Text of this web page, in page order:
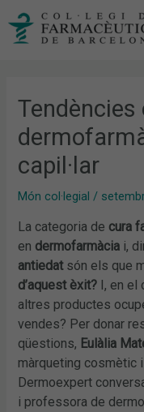
Tendències
capil·lar
Món col·legial /
La categoria de cura
en dermofarmàcia i,
antiedat són els que
d’aquest èxit? I, en el
altres productes
vendes? Per donar
qüestions, Eulàlia
màrqueting cosmètic
Dermoexpert
i professora de